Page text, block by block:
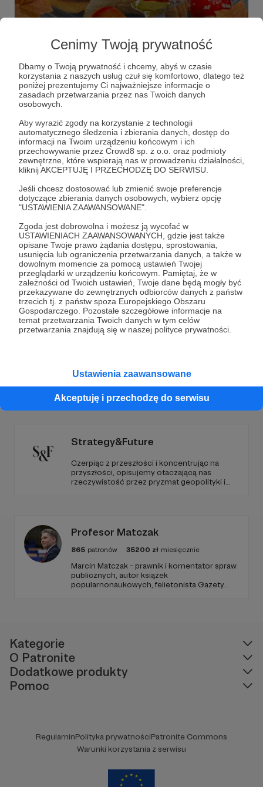
Cenimy Twoją prywatność
Dbamy o Twoją prywatność i chcemy, abyś w czasie
korzystania z naszych usług czuł się komfortowo, dlatego też
poniżej prezentujemy Ci najważniejsze informacje o
zasadach przetwarzania przez nas Twoich danych
osobowych.
Aby wyrazić zgody na korzystanie z technologii
automatycznego śledzenia i zbierania danych, dostęp do
informacji na Twoim urządzeniu końcowym i ich
przechowywanie przez Crowd8 sp. z o.o. oraz podmioty
zewnętrzne, które wspierają nas w prowadzeniu działalności,
kliknij AKCEPTUJĘ I PRZECHODZĘ DO SERWISU.
Jeśli chcesz dostosować lub zmienić swoje preferencje
dotyczące zbierania danych osobowych, wybierz opcję
"USTAWIENIA ZAAWANSOWANE".
Zgoda jest dobrowolna i możesz ją wycofać w
USTAWIENIACH ZAAWANSOWANYCH, gdzie jest także
opisane Twoje prawo żądania dostępu, sprostowania,
usunięcia lub ograniczenia przetwarzania danych, a także w
dowolnym momencie za pomocą ustawień Twojej
przeglądarki w urządzeniu końcowym. Pamiętaj, że w
zależności od Twoich ustawień, Twoje dane będą mogły być
przekazywane do zewnętrznych odbiorców danych z państw
trzecich tj. z państw spoza Europejskiego Obszaru
Gospodarczego. Pozostałe szczegółowe informacje na
temat przetwarzania Twoich danych w tym celów
przetwarzania znajdują się w naszej polityce prywatności.
Ustawienia zaawansowane
Akceptuję i przechodzę do serwisu
Aktualności Demagoga 1#12
W ostatnim tygodniu szukaliśmy odpowiedzi na pytanie
czy czipsy z muchomora to dobry pomysł? Czy to
prawda, że moneta zrzucona z dużej wysokości może
kogoś zabić? Przyjrzeliśmy się jak problem ubóstwa
został wykorzystany do tworzenia manipulacji. W
seksualnej wokół, której narosło wiele mitów. I oczywiście
przeanalizowaliśmy wypowiedź polityków: Brauna,
Usiądek, Kalety i Prezydenta RP Andrzeja Dudy.
Zapraszamy do czytania
podcast
Dołącz do grona Patronów!
Wesprzyj działalność AutoraDemagogjuż teraz!
Zostań Patronem
Promowani autorzy
Strategy&Future
Czerpiąc z przeszłości i koncentrując na
przyszłości, opisujemy otaczającą nas
rzeczywistość przez pryzmat geopolityki i
Profesor Matczak
865 patronów 35200 zł miesięcznie
Marcin Matczak - prawnik i komentator spraw
publicznych, autor książek
popularnonaukowych, felietonista Gazety
Kategorie
O Patronite
Dodatkowe produkty
Pomoc
RegulaminPolityka prywatnościPatronite Commons
Warunki korzystania z serwisu